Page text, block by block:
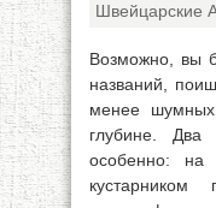
Швейцарские
Возможно, вы
названий,
менее
глубине. Два
особенно: на